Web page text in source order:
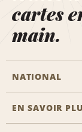
cartes
main.
NATIONAL
Passer une
EN SAVOIR